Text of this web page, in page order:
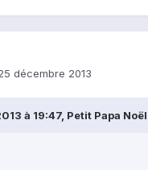
décembre 2013
à 19:47, Petit Papa